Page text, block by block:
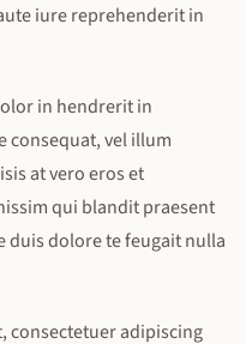
iure reprehenderit in
in hendrerit in
consequat, vel illum
at vero eros et
qui blandit praesent
duis dolore te feugait nulla
consectetuer adipiscing